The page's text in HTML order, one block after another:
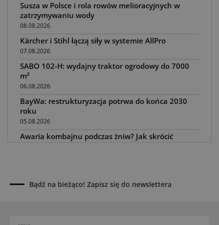
Susza w Polsce i rola rowów melioracyjnych w
zatrzymywaniu wody
08.08.2026
Kärcher i Stihl łączą siły w systemie AllPro
07.08.2026
SABO 102-H: wydajny traktor ogrodowy do 7000
m²
06.08.2026
BayWa: restrukturyzacja potrwa do końca 2030
roku
05.08.2026
Awaria kombajnu podczas żniw? Jak skrócić
Fendt, Valtra i Massey Ferguson przy sprzedaży
maszyn rolniczych
Bądź na bieżąco! Zapisz się do newslettera